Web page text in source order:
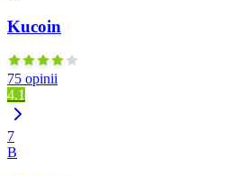
Kucoin
75 opinii
4.1
7
B